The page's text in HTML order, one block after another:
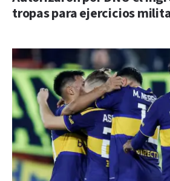
tropas para ejercicios